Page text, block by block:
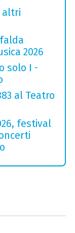
altri
2026
solo I -
al Teatro
festival